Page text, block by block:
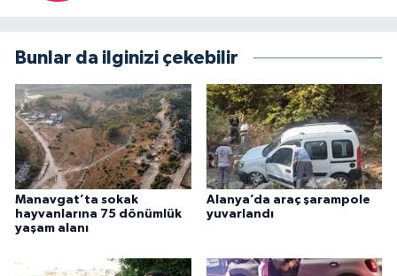
Bunlar da ilginizi çekebilir
Manavgat’ta sokak
hayvanlarına 75 dönümlük
yaşam alanı
Alanya’da araç şarampole
yuvarlandı